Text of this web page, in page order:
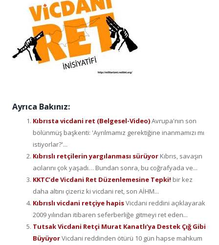
Ayrıca Bakınız:
Kıbrısta vicdani ret (Belgesel-Video)Avrupa'nın son
bölünmüş başkenti: 'Ayrılmamız gerektiğine inanmamızı mı
istiyorlar?'...
Kıbrıslı retçilerin yargılanması sürüyor Kıbrıs, savaşın
acılarını çok yaşadı… Bundan sonra, bu coğrafyada ve...
KKTC’de Vicdani Ret Düzenlemesine Tepki! bir kez
daha altını çizeriz ki vicdani ret, son AİHM...
Kıbrıslı vicdani retçiye hapisVicdani reddini açıklayarak
2009 yılından itibaren seferberliğe gitmeyi ret eden...
Tutsak Vicdani Retçi Murat Kanatlı’ya Destek Çığ Gibi
BüyüyorVicdani reddinden ötürü 10 gün hapse mahkum